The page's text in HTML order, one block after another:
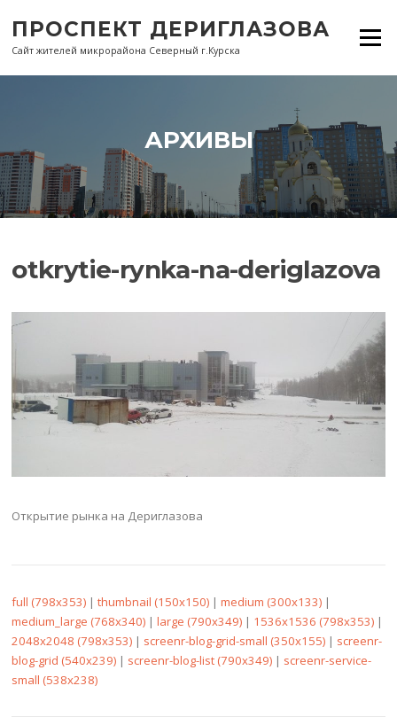
содержанию
ПРОСПЕКТ ДЕРИГЛАЗОВА
Сайт жителей микрорайона Северный г.Курска
Меню
АРХИВЫ
otkrytie-rynka-na-deriglazova
Открытие рынка на Дериглазова
full (798x353) |thumbnail (150x150) |medium (300x133) |
medium_large (768x340) |large (790x349) | 1536x1536 (798x353) |
2048x2048 (798x353) | screenr-blog-grid-small (350x155) | screenr-
blog-grid (540x239) | screenr-blog-list (790x349) | screenr-service-
small (538x238)